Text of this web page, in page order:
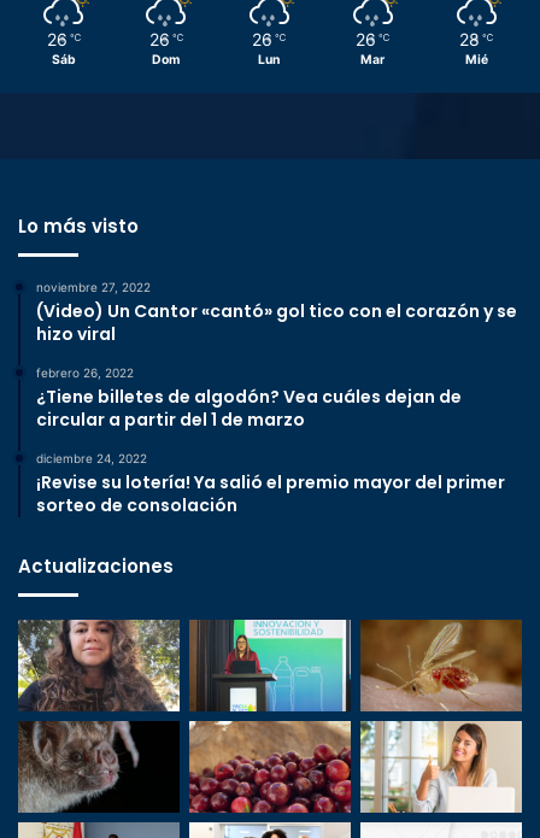
26 ℃
Sáb
26 ℃
Dom
26 ℃
Lun
26 ℃
Mar
28 ℃
Mié
Lo más visto
noviembre 27, 2022
(Video) Un Cantor «cantó» gol tico con el corazón y se
hizo viral
febrero 26, 2022
¿Tiene billetes de algodón? Vea cuáles dejan de
circular a partir del 1 de marzo
diciembre 24, 2022
¡Revise su lotería! Ya salió el premio mayor del primer
sorteo de consolación
Actualizaciones